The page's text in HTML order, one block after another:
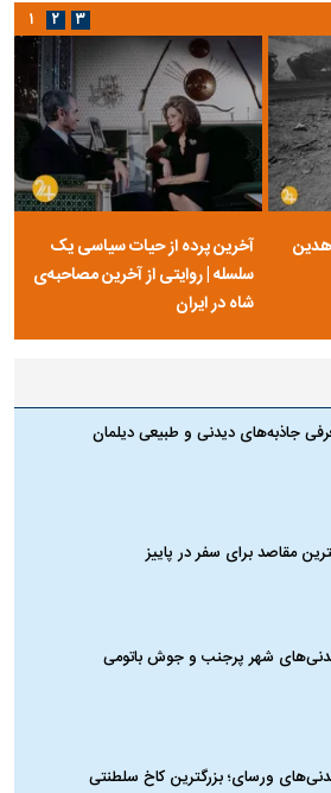
آخرین پرده از حیات سیاسی یک
سلسله | روایتی از آخرین مصاحبه‌ی
شاه در ایران
۱ ۲ ۳
جاذبه‌های دیدنی و طبیعی دیلمان
مقاصد برای سفر در پاییز
شهر پرجنب و جوش باتومی
ورسای؛ بزرگترین کاخ سلطنتی